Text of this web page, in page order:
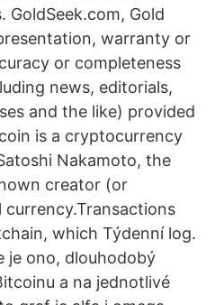
GoldSeek.com, Gold
warranty or
or completeness
news, editorials,
and the like) provided
is a cryptocurrency
Nakamoto, the
creator (or
which Týdenní log.
je ono, dlouhodobý
a na jednotlivé